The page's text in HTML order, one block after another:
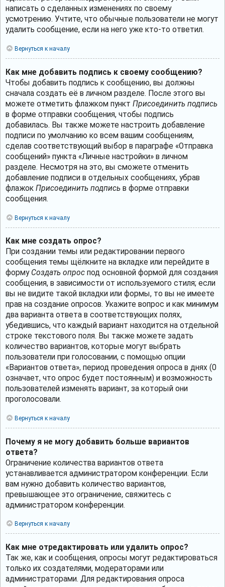
написать о сделанных изменениях по своему
усмотрению. Учтите, что обычные пользователи не могут
удалить сообщение, если на него уже кто-то ответил.
Вернуться к началу
Как мне добавить подпись к своему сообщению?
Чтобы добавить подпись к сообщению, вы должны
сначала создать её в личном разделе. После этого вы
можете отметить флажком пункт Присоединить подпись
в форме отправки сообщения, чтобы подпись
добавилась. Вы также можете настроить добавление
подписи по умолчанию ко всем вашим сообщениям,
сделав соответствующий выбор в параграфе «Отправка
сообщений» пункта «Личные настройки» в личном
разделе. Несмотря на это, вы сможете отменить
добавление подписи в отдельных сообщениях, убрав
флажок Присоединить подпись в форме отправки
сообщения.
Вернуться к началу
Как мне создать опрос?
При создании темы или редактировании первого
сообщения темы щёлкните на вкладке или перейдите в
форму Создать опрос под основной формой для создания
сообщения, в зависимости от используемого стиля; если
вы не видите такой вкладки или формы, то вы не имеете
прав на создание опросов. Укажите вопрос и как минимум
два варианта ответа в соответствующих полях,
убедившись, что каждый вариант находится на отдельной
строке текстового поля. Вы также можете задать
количество вариантов, которые могут выбрать
пользователи при голосовании, с помощью опции
«Вариантов ответа», период проведения опроса в днях (0
означает, что опрос будет постоянным) и возможность
пользователей изменять вариант, за который они
проголосовали.
Вернуться к началу
Почему я не могу добавить больше вариантов
ответа?
Ограничение количества вариантов ответа
устанавливается администратором конференции. Если
вам нужно добавить количество вариантов,
превышающее это ограничение, свяжитесь с
администратором конференции.
Вернуться к началу
Как мне отредактировать или удалить опрос?
Так же, как и сообщения, опросы могут редактироваться
только их создателями, модераторами или
администраторами. Для редактирования опроса